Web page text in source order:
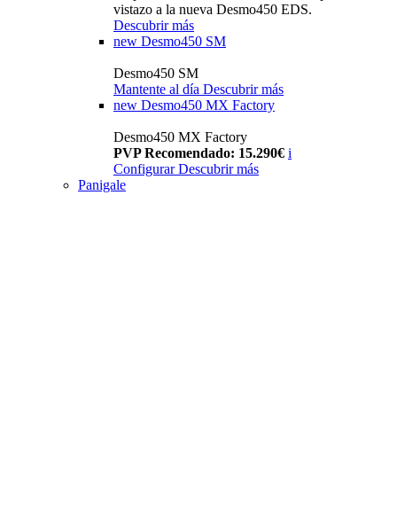
vistazo a la nueva Desmo450 EDS.
Descubrir más
new Desmo450 SM
Desmo450 SM
Mantente al día Descubrir más
new Desmo450 MX Factory
Desmo450 MX Factory
PVP Recomendado: 15.290€ i
Configurar Descubrir más
Panigale